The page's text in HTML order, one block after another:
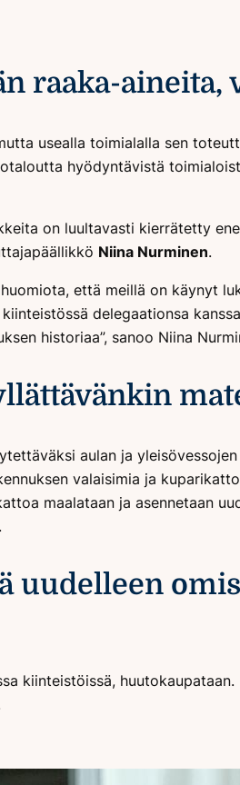
raaka-aineita,
usealla toimialalla sen
hyödyntävistä
on luultavasti kierrätetty
Niina Nurminen.
että meillä on käynyt
delegaationsa
historiaa”, sanoo Niina
aulan ja
valaisimia ja
maalataan ja asennetaan
uudelleen
kiinteistöissä,